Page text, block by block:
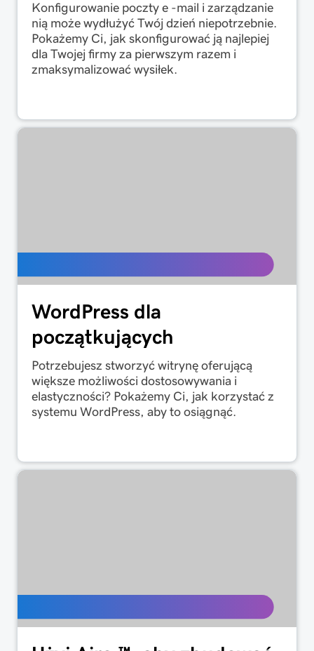
Konfigurowanie poczty e -mail i zarządzanie
nią może wydłużyć Twój dzień niepotrzebnie.
Pokażemy Ci, jak skonfigurować ją najlepiej
dla Twojej firmy za pierwszym razem i
zmaksymalizować wysiłek.
WordPress dla
początkujących
Potrzebujesz stworzyć witrynę oferującą
większe możliwości dostosowywania i
elastyczności? Pokażemy Ci, jak korzystać z
systemu WordPress, aby to osiągnąć.